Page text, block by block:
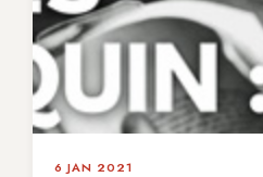
6 JAN 2021